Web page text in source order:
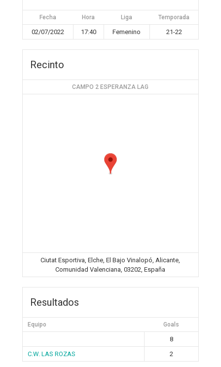
Fecha Hora Liga Temporada
02/07/2022 17:40 Femenino 21-22
Recinto
CAMPO 2 ESPERANZA LAG
Ciutat Esportiva, Elche, El Bajo Vinalopó, Alicante,
Comunidad Valenciana, 03202, España
Resultados
Equipo Goals
8
C.W. LAS ROZAS
2